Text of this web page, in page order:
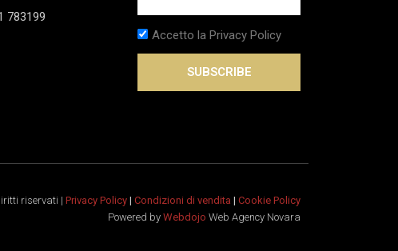
783199
Accetto la Privacy Policy
SUBSCRIBE
riservati | Privacy Policy| Condizioni di vendita | Cookie Policy
Powered by Webdojo Web Agency Novara